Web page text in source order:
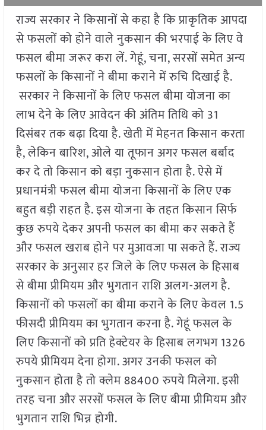
राज्य सरकार ने किसानों से कहा है कि प्राकृतिक आपदा
से फसलों को होने वाले नुकसान की भरपाई के लिए वे
फसल बीमा जरूर करा लें. गेहूं, चना, सरसों समेत अन्य
फसलों के किसानों ने बीमा कराने में रुचि दिखाई है.
सरकार ने किसानों के लिए फसल बीमा योजना का
लाभ देने के लिए आवेदन की अंतिम तिथि को 31
दिसंबर तक बढ़ा दिया है. खेती में मेहनत किसान करता
है, लेकिन बारिश, ओले या तूफान अगर फसल बर्बाद
कर दे तो किसान को बड़ा नुकसान होता है. ऐसे में
प्रधानमंत्री फसल बीमा योजना किसानों के लिए एक
बहुत बड़ी राहत है. इस योजना के तहत किसान सिर्फ
कुछ रुपये देकर अपनी फसल का बीमा कर सकते हैं
और फसल खराब होने पर मुआवजा पा सकते हैं. राज्य
सरकार के अनुसार हर जिले के लिए फसल के हिसाब
से बीमा प्रीमियम और भुगतान राशि अलग-अलग है.
किसानों को फसलों का बीमा कराने के लिए केवल 1.5
फीसदी प्रीमियम का भुगतान करना है. गेहूं फसल के
लिए किसानों को प्रति हेक्टेयर के हिसाब लगभग 1326
रुपये प्रीमियम देना होगा. अगर उनकी फसल को
नुकसान होता है तो क्लेम 88400 रुपये मिलेगा. इसी
तरह चना और सरसों फसल के लिए बीमा प्रीमियम और
भुगतान राशि भिन्न होगी.